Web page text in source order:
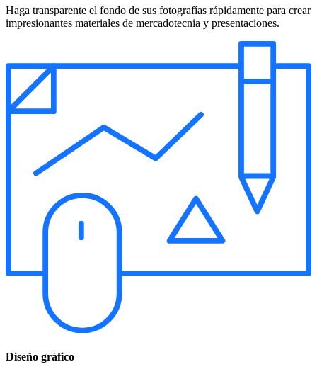
Haga transparente el fondo de sus fotografías rápidamente para crear
impresionantes materiales de mercadotecnia y presentaciones.
Diseño gráfico